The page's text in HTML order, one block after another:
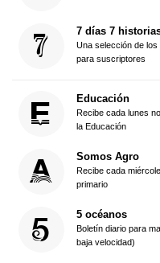
7 días 7
Una selección de
para suscriptores
Educación
Recibe cada lunes
la Educación
Somos Agro
Recibe cada
primario
5 océanos
Boletín diario para
baja velocidad)